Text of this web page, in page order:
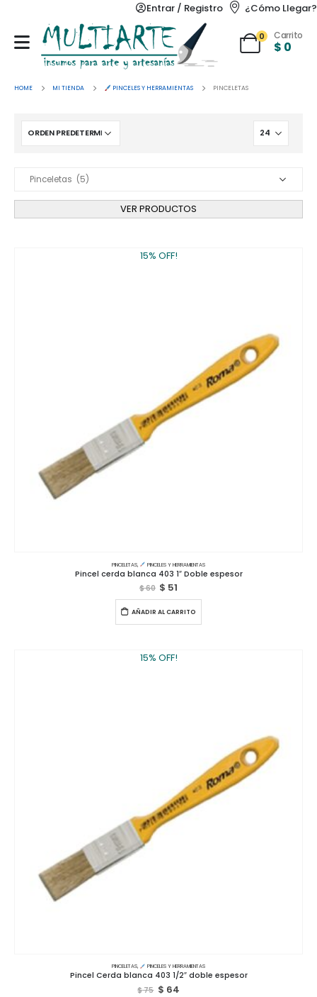
Entrar / Registro ¿Cómo Llegar?
0 Carrito
$ 0
HOME MI TIENDA PINCELES Y HERRAMIENTAS PINCELETAS
VER PRODUCTOS
15% OFF!
PINCELETAS, PINCELES Y HERRAMIENTAS
Pincel cerda blanca 403 1″ Doble espesor
$60 $ 51
AÑADIR AL CARRITO
15% OFF!
PINCELETAS, PINCELES Y HERRAMIENTAS
Pincel Cerda blanca 403 1/2″ doble espesor
$75 $ 64